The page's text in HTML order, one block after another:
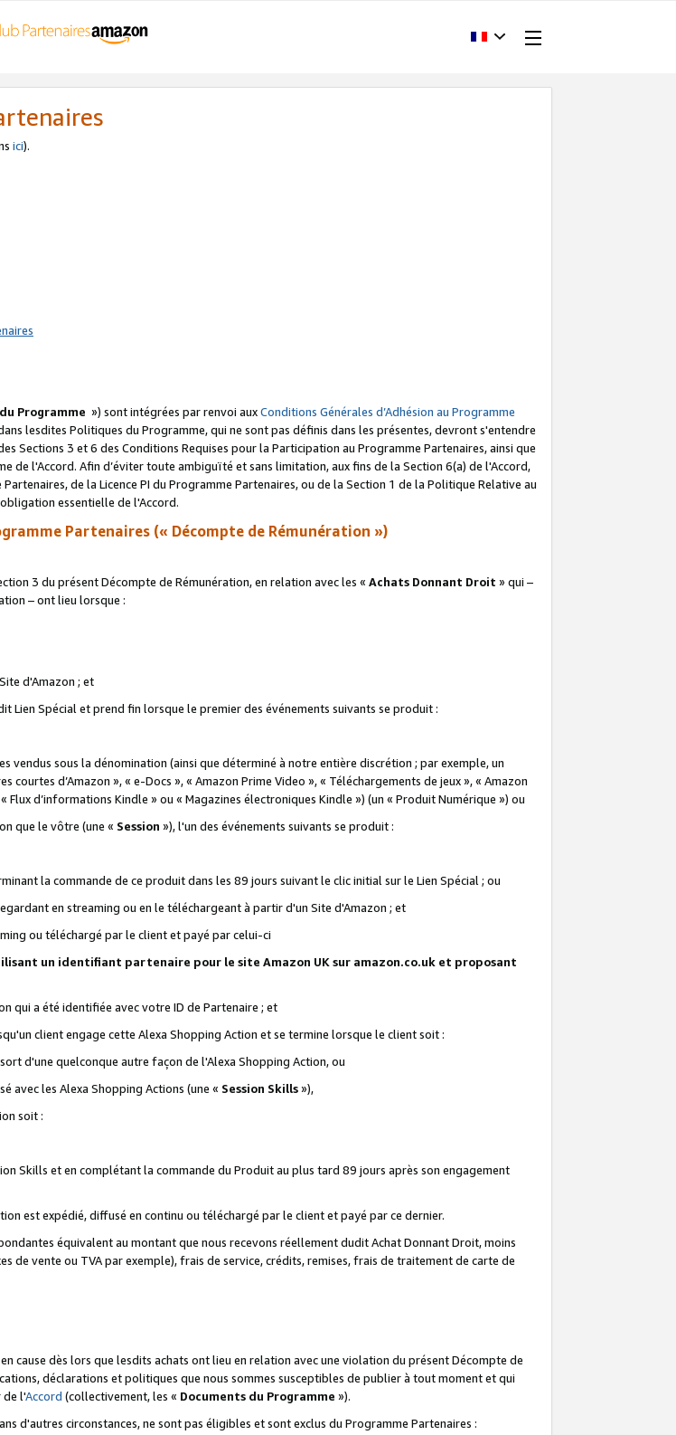
ici).
Programme ») sont intégrées par renvoi auxConditions Générales d’Adhésion au Programme
lesdites Politiques du Programme, qui ne sont pas définis dans les présentes, devront s'entendre
Sections 3 et 6 des Conditions Requises pour la Participation au Programme Partenaires, ainsi que
de l'Accord. Afin d’éviter toute ambiguïté et sans limitation, aux fins de la Section 6(a) de l'Accord,
de la Licence PI du Programme Partenaires, ou de la Section 1 de la Politique Relative au
essentielle de l'Accord.
Partenaires (« Décompte de Rémunération »)
3 du présent Décompte de Rémunération, en relation avec les « Achats Donnant Droit » qui –
– ont lieu lorsque :
d'Amazon ; et
Lien Spécial et prend fin lorsque le premier des événements suivants se produit :
sous la dénomination (ainsi que déterminé à notre entière discrétion ; par exemple, un
d’Amazon », « e-Docs », « Amazon Prime Video », « Téléchargements de jeux », « Amazon
Flux d’informations Kindle » ou « Magazines électroniques Kindle ») (un « Produit Numérique ») ou
que le vôtre (une « Session »), l'un des événements suivants se produit :
la commande de ce produit dans les 89 jours suivant le clic initial sur le Lien Spécial ; ou
en streaming ou en le téléchargeant à partir d'un Site d'Amazon ; et
ou téléchargé par le client et payé par celui-ci
un identifiant partenaire pour le site Amazon UK sur amazon.co.uk et proposant
qui a été identifiée avec votre ID de Partenaire ; et
client engage cette Alexa Shopping Action et se termine lorsque le client soit :
d'une quelconque autre façon de l'Alexa Shopping Action, ou
avec les Alexa Shopping Actions (une « Session Skills»),
soit :
Skills et en complétant la commande du Produit au plus tard 89 jours après son engagement
est expédié, diffusé en continu ou téléchargé par le client et payé par ce dernier.
équivalent au montant que nous recevons réellement dudit Achat Donnant Droit, moins
vente ou TVA par exemple), frais de service, crédits, remises, frais de traitement de carte de
cause dès lors que lesdits achats ont lieu en relation avec une violation du présent Décompte de
déclarations et politiques que nous sommes susceptibles de publier à tout moment et qui
de l'Accord (collectivement, les « Documents du Programme »).
d'autres circonstances, ne sont pas éligibles et sont exclus du Programme Partenaires :